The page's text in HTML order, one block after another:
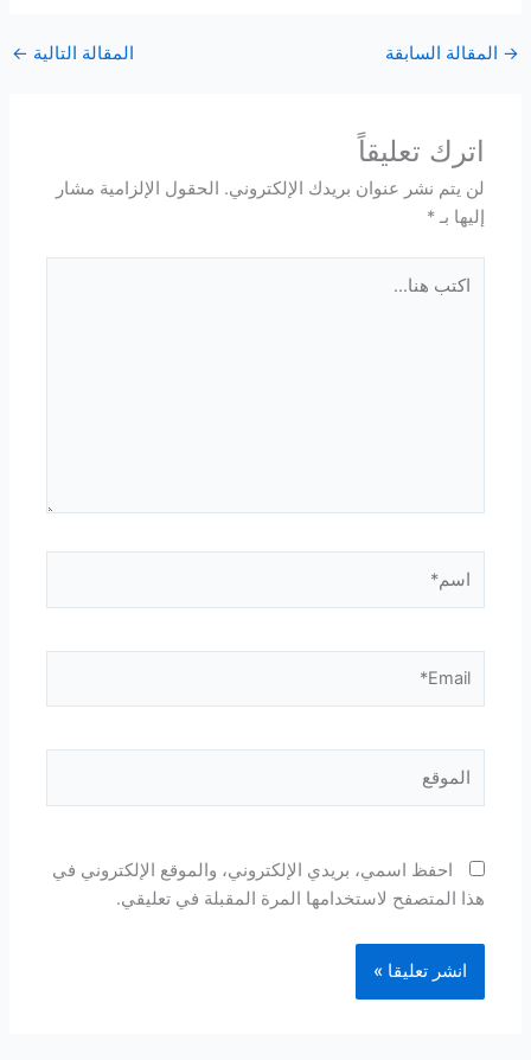
→ المقالة السابقة المقالة التالية ←
اترك تعليقاً
لن يتم نشر عنوان بريدك الإلكتروني.
الحقول الإلزامية مشار
إليها بـ*
احفظ اسمي، بريدي الإلكتروني، والموقع الإلكتروني في
هذا المتصفح لاستخدامها المرة المقبلة في تعليقي.